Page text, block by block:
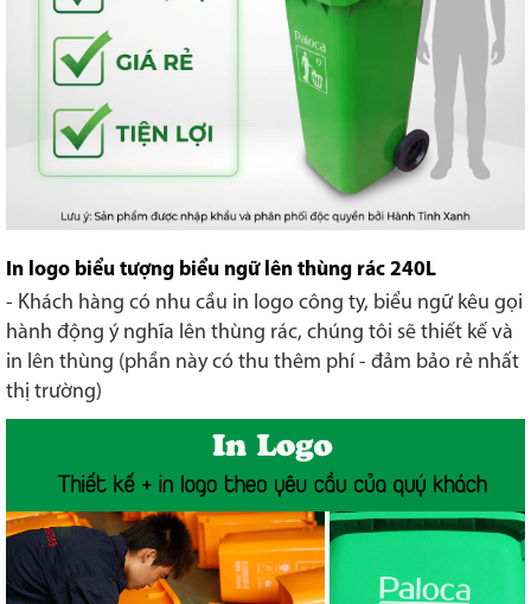
In logo biểu tượng biểu ngữ lên thùng rác 240L
- Khách hàng có nhu cầu in logo công ty, biểu ngữ kêu gọi
hành động ý nghĩa lên thùng rác, chúng tôi sẽ thiết kế và
in lên thùng (phần này có thu thêm phí - đảm bảo rẻ nhất
thị trường)